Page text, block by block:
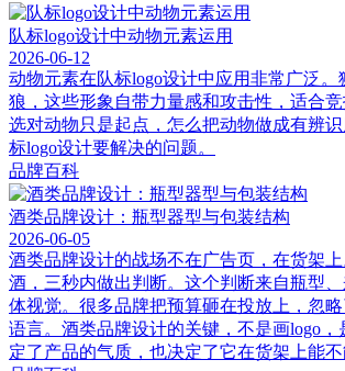
队标logo设计中动物元素运用
2026-06-12
动物元素在队标logo设计中应用非常广泛。
狼，这些形象自带力量感和攻击性，适合
选对动物只是起点，怎么把动物做成有辨
标logo设计要解决的问题。
品牌百科
酒类品牌设计：瓶型器型与包装结构
2026-06-05
酒类品牌设计的战场不在广告页，在货架
酒，三秒内做出判断。这个判断来自瓶型
体视觉。很多品牌把预算砸在投放上，忽
语言。酒类品牌设计的关键，不是画logo
定了产品的气质，也决定了它在货架上能不